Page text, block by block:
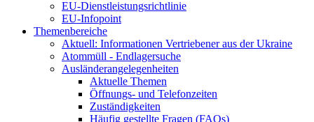
EU-Dienstleistungsrichtlinie
EU-Infopoint
Themenbereiche
Aktuell: Informationen Vertriebener aus der Ukraine
Atommüll - Endlagersuche
Ausländerangelegenheiten
Aktuelle Themen
Öffnungs- und Telefonzeiten
Zuständigkeiten
Häufig gestellte Fragen (FAQs)